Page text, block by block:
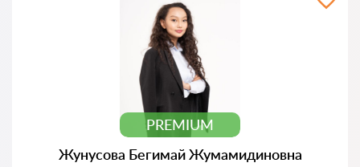
PREMIUM
Жунусова Бегимай Жумамидиновна